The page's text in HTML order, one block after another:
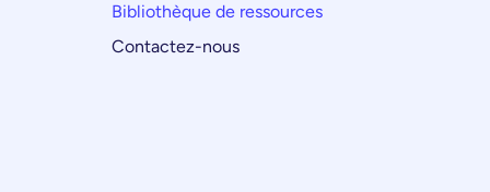
Bibliothèque de ressources
Contactez-nous